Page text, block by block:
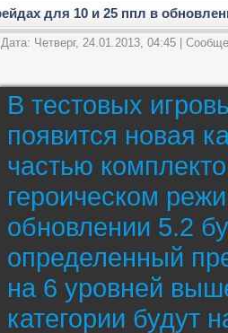
для 10 и 25 ппл в
Дата: Четверг, 24.01.2013, 04:45 |
В тестовых
появится новая
частью
героическом
обновлении 5.2
определенный
на 6 уровней
категории будут